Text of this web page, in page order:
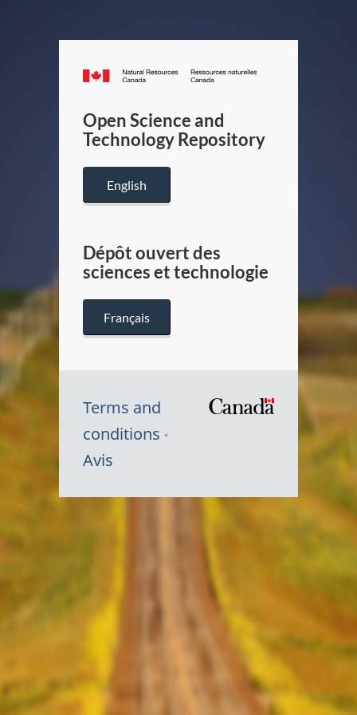
Canada.ca
/
Canada
Open Science and
Technology Repository
English
Dépôt ouvert des
sciences et technologie
Français
Terms and
conditions
Avis
Symbole
Canada